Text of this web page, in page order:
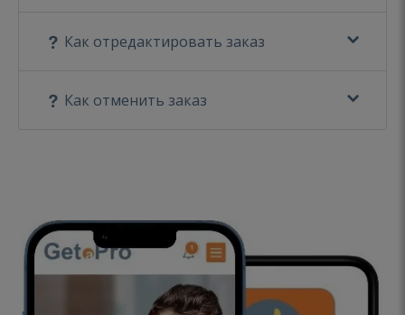
Как отредактировать заказ
Как отменить заказ